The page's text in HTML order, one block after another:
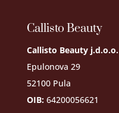
Callisto Beauty
Callisto Beauty j.d.o.o.
Epulonova 29
52100 Pula
OIB:64200056621